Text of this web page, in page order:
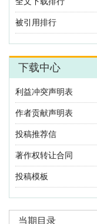
利益冲突声明表
作者贡献声明表
投稿推荐信
著作权转让合同
投稿模板